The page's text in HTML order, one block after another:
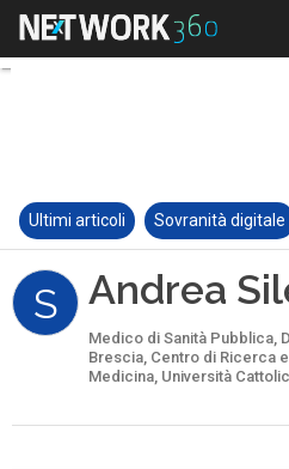
Ultimi articoli Sovranità digitale
S Andrea
Medico di Sanità Pubblica,
Brescia, Centro di Ricerca
Medicina, Università